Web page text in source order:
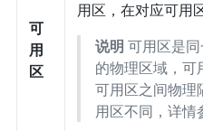
可
用
区
用区，在对应可用
说明 可用区是
的物理区域，可
可用区之间物理
用区不同，详情